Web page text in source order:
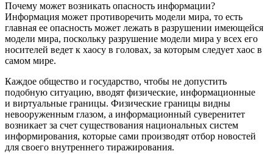
Почему может возникать опасность информации?
Информация может противоречить модели мира, то есть
главная ее опасность может лежать в разрушении имеющейся
модели мира, поскольку разрушение модели мира у всех его
носителей ведет к хаосу в головах, за которым следует хаос в
самом мире.
Каждое общество и государство, чтобы не допустить
подобную ситуацию, вводят физические, информационные
и виртуальные границы. Физические границы видны
невооруженным глазом, а информационный суверенитет
возникает за счет существования национальных систем
информирования, которые сами производят отбор новостей
для своего внутреннего тиражирования.